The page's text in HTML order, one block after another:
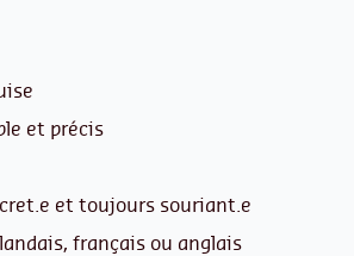
et précis
et toujours souriant.e
français ou anglais